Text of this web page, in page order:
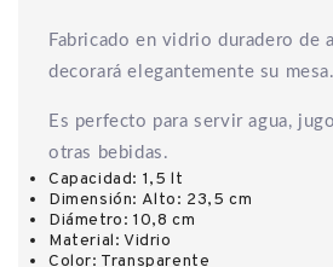
Fabricado en vidrio duradero de
decorará elegantemente su mesa.
Es perfecto para servir agua,
otras bebidas.
Capacidad: 1,5 lt
Dimensión: Alto: 23,5 cm
Diámetro: 10,8 cm
Material: Vidrio
Color: Transparente